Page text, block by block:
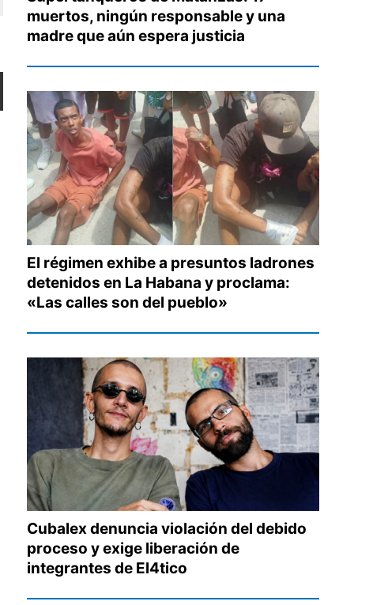
muertos, ningún responsable y una
madre que aún espera justicia
El régimen exhibe a presuntos ladrones
detenidos en La Habana y proclama:
«Las calles son del pueblo»
Cubalex denuncia violación del debido
proceso y exige liberación de
integrantes de El4tico